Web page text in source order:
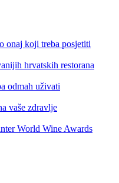
onaj koji treba posjetiti
hrvatskih restorana
odmah uživati
vaše zdravlje
World Wine Awards